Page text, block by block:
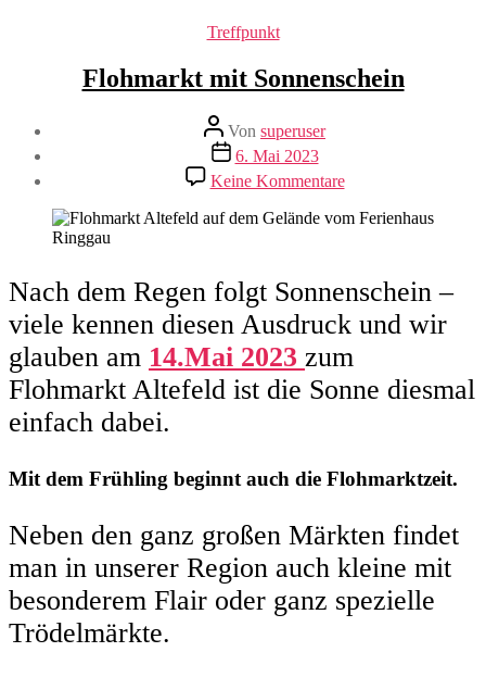
Kategorien
Treffpunkt
Flohmarkt mit Sonnenschein
Beitragsautor
Von superuser
Veröffentlichungsdatum
6. Mai 2023
Keine Kommentarezu
Flohmarkt
mit
Nach dem Regen folgt Sonnenschein –
viele kennen diesen Ausdruck und wir
glauben am 14.Mai 2023 zum
Flohmarkt Altefeld ist die Sonne diesmal
einfach dabei.
Mit dem Frühling beginnt auch die Flohmarktzeit.
Neben den ganz großen Märkten findet
man in unserer Region auch kleine mit
besonderem Flair oder ganz spezielle
Trödelmärkte.